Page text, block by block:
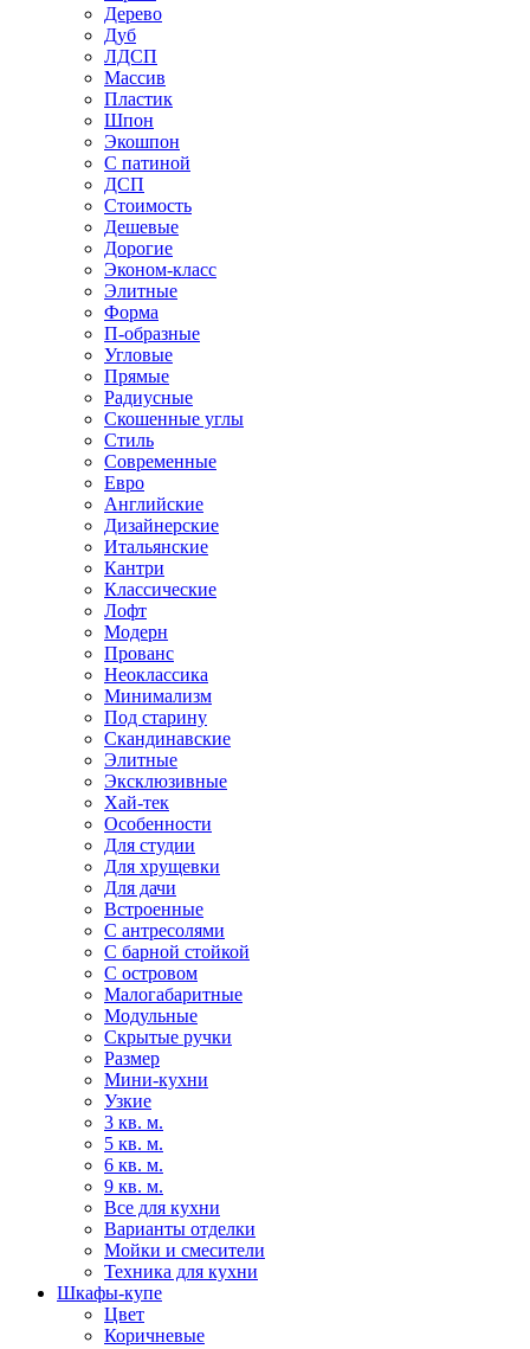
Дерево
Дуб
ЛДСП
Массив
Пластик
Шпон
Экошпон
С патиной
ДСП
Стоимость
Дешевые
Дорогие
Эконом-класс
Элитные
Форма
П-образные
Угловые
Прямые
Радиусные
Скошенные углы
Стиль
Современные
Евро
Английские
Дизайнерские
Итальянские
Кантри
Классические
Лофт
Модерн
Прованс
Неоклассика
Минимализм
Под старину
Скандинавские
Элитные
Эксклюзивные
Хай-тек
Особенности
Для студии
Для хрущевки
Для дачи
Встроенные
С антресолями
С барной стойкой
С островом
Малогабаритные
Модульные
Скрытые ручки
Размер
Мини-кухни
Узкие
3 кв. м.
5 кв. м.
6 кв. м.
9 кв. м.
Все для кухни
Варианты отделки
Мойки и смесители
Техника для кухни
Шкафы-купе
Цвет
Коричневые